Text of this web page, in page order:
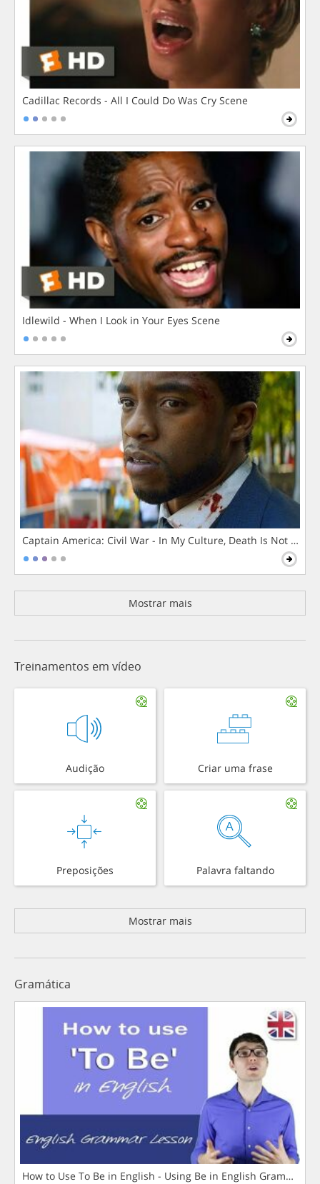
Cadillac Records - All I Could Do Was Cry Scene
Idlewild - When I Look in Your Eyes Scene
Captain America: Civil War - In My Culture, Death Is Not The
Mostrar mais
Treinamentos em vídeo
Audição Criar uma frase
Preposições Palavra faltando
Mostrar mais
Gramática
How to Use To Be in English - Using Be in English Grammar